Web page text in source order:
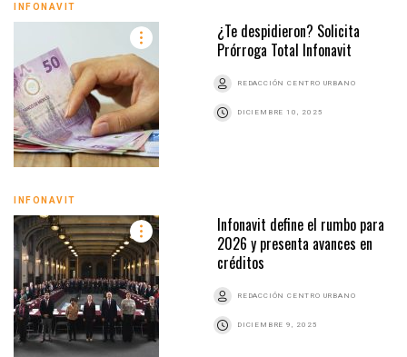
INFONAVIT
¿Te despidieron? Solicita
Prórroga Total Infonavit
REDACCIÓN CENTRO URBANO
DICIEMBRE 10, 2025
INFONAVIT
Infonavit define el rumbo para
2026 y presenta avances en
créditos
REDACCIÓN CENTRO URBANO
DICIEMBRE 9, 2025